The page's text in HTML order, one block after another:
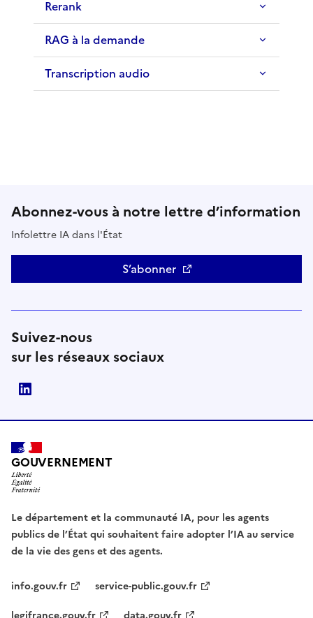
Rerank
RAG à la demande
Transcription audio
Abonnez-vous à notre lettre d’information
Infolettre IA dans l'État
S’abonner
Suivez-nous
sur les réseaux sociaux
GOUVERNEMENT
Le département et la communauté IA, pour les agents
publics de l’État qui souhaitent faire adopter l’IA au service
de la vie des gens et des agents.
info.gouv.fr
service-public.gouv.fr